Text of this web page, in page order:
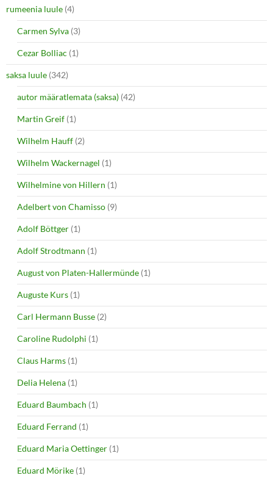
rumeenia luule (4)
Carmen Sylva (3)
Cezar Bolliac (1)
saksa luule (342)
autor määratlemata (saksa) (42)
Martin Greif (1)
Wilhelm Hauff (2)
Wilhelm Wackernagel (1)
Wilhelmine von Hillern (1)
Adelbert von Chamisso (9)
Adolf Böttger (1)
Adolf Strodtmann (1)
August von Platen-Hallermünde (1)
Auguste Kurs (1)
Carl Hermann Busse (2)
Caroline Rudolphi (1)
Claus Harms (1)
Delia Helena (1)
Eduard Baumbach (1)
Eduard Ferrand (1)
Eduard Maria Oettinger (1)
Eduard Mörike (1)